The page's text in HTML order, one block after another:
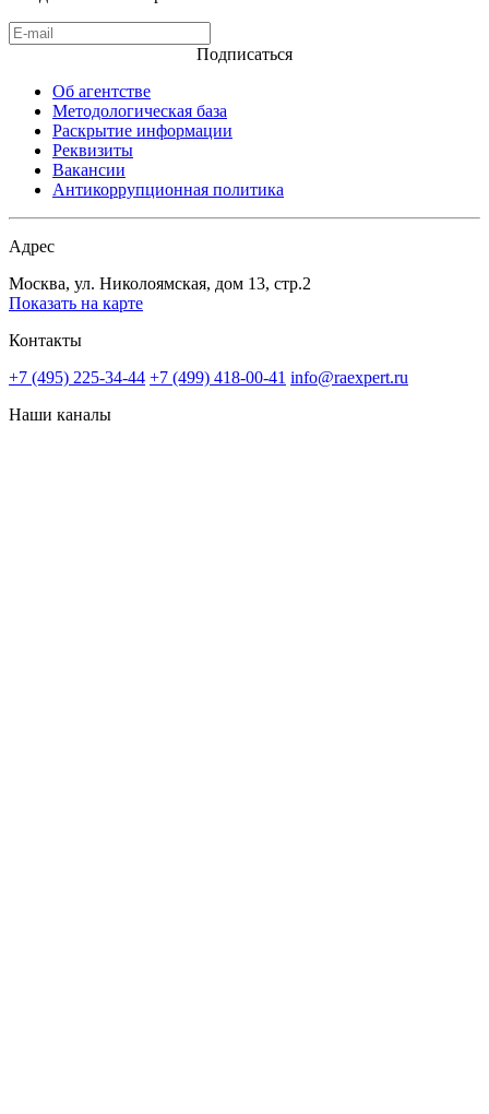
Подписаться
Об агентстве
Методологическая база
Раскрытие информации
Реквизиты
Вакансии
Антикоррупционная политика
Адрес
Москва, ул. Николоямская, дом 13, стр.2
Показать на карте
Контакты
+7 (495) 225-34-44 +7 (499) 418-00-41 info@raexpert.ru
Наши каналы